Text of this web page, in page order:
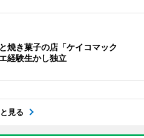
焼き菓子の店「ケイコマック
経験生かし独立
見る